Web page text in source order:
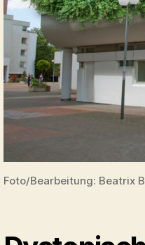
Foto/Bearbeitung: Beatrix